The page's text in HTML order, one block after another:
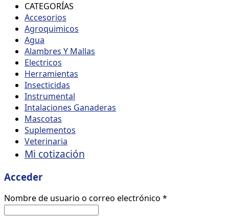
CATEGORÍAS
Accesorios
Agroquimicos
Agua
Alambres Y Mallas
Electricos
Herramientas
Insecticidas
Instrumental
Intalaciones Ganaderas
Mascotas
Suplementos
Veterinaria
Mi cotización
Acceder
Nombre de usuario o correo electrónico *